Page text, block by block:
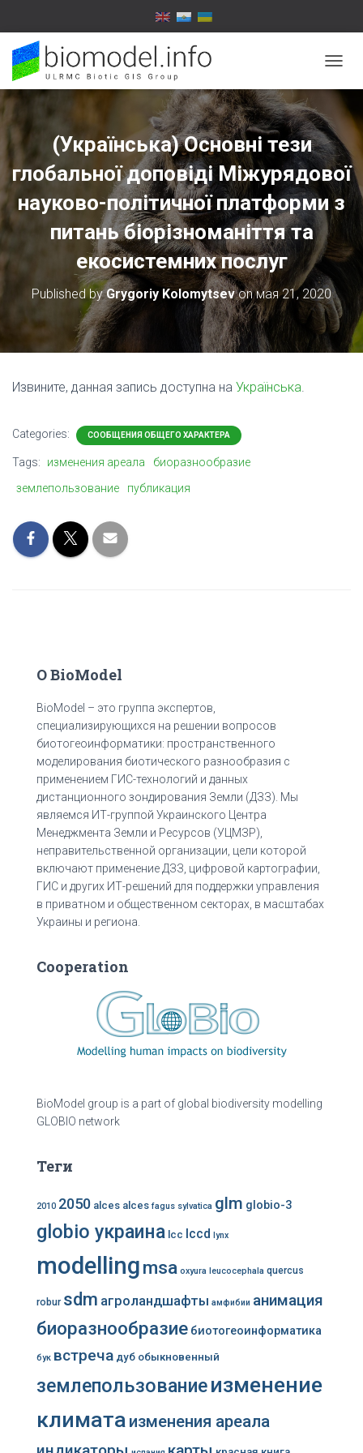
O
L
E
N
A
V
I
T
O
N
(Українська) Основні тези
глобальної доповіді Міжурядової
науково-політичної платформи з
питань біорізноманіття та
екосистемних послуг
Published byGrygoriy Kolomytsevonмая 21, 2020
Извините, данная запись доступна на Українська.
Categories: СООБЩЕНИЯ ОБЩЕГО ХАРАКТЕРА
Tags: изменения ареала
биоразнообразие
землепользование
публикация
О BioModel
BioModel – это группа экспертов,
специализирующихся на решении вопросов
биотогеоинформатики: пространственного
моделирования биотического разнообразия с
применением ГИС-технологий и данных
дистанционного зондирования Земли (ДЗЗ). Мы
являемся ИТ-группой Украинского Центра
Менеджмента Земли и Ресурсов (УЦМЗР),
неправительственной организации, цели которой
включают применение ДЗЗ, цифровой картографии,
ГИС и других ИТ-решений для поддержки управления
в приватном и общественном секторах, в масштабах
Украины и региона.
Cooperation
BioModel group is a part of global biodiversity modelling
GLOBIO network
Теги
2010 2050 alces alces fagus sylvatica glm globio-3
globio украина lcc lccd lynx
modellingmsa oxyura leucocephala quercus
robur sdm агроландшафты амфибии анимация
биоразнообразие биотогеоинформатика
бук встреча дуб обыкновенный
землепользованиеизменение
климата изменения ареала